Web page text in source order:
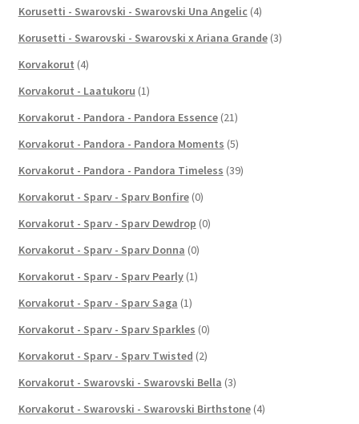
Korusetti - Swarovski - Swarovski Una Angelic (4)
Korusetti - Swarovski - Swarovski x Ariana Grande (3)
Korvakorut (4)
Korvakorut - Laatukoru (1)
Korvakorut - Pandora - Pandora Essence (21)
Korvakorut - Pandora - Pandora Moments (5)
Korvakorut - Pandora - Pandora Timeless (39)
Korvakorut - Sparv - Sparv Bonfire (0)
Korvakorut - Sparv - Sparv Dewdrop (0)
Korvakorut - Sparv - Sparv Donna (0)
Korvakorut - Sparv - Sparv Pearly (1)
Korvakorut - Sparv - Sparv Saga (1)
Korvakorut - Sparv - Sparv Sparkles (0)
Korvakorut - Sparv - Sparv Twisted (2)
Korvakorut - Swarovski - Swarovski Bella (3)
Korvakorut - Swarovski - Swarovski Birthstone (4)